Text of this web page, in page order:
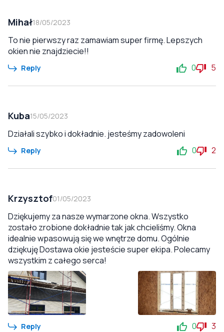
Mihał18/05/2023
To nie pierwszy raz zamawiam super firmę. Lepszych
okien nie znajdziecie!!
Reply 0 5
Kuba15/05/2023
Działali szybko i dokładnie. jesteśmy zadowoleni
Reply 0 2
Krzysztof01/05/2023
Dziękujemy za nasze wymarzone okna. Wszystko
zostało zrobione dokładnie tak jak chcieliśmy. Okna
idealnie wpasowują się we wnętrze domu. Ogólnie
dziękuję Dostawa okie jesteście super ekipa. Polecamy
wszystkim z całego serca!
Reply 0 3